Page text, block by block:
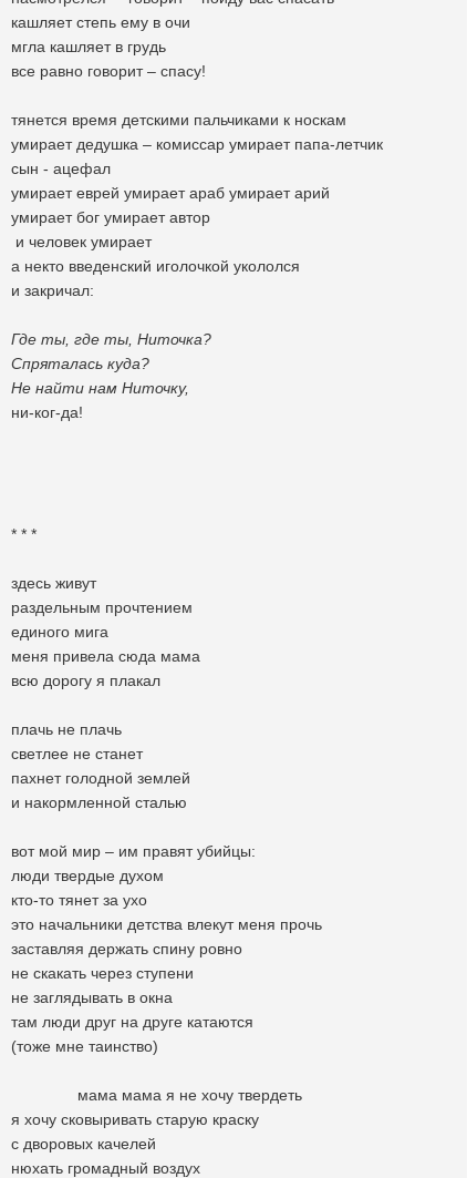
кашляет степь ему в очи
мгла кашляет в грудь
все равно говорит – спасу!
тянется время детскими пальчиками к носкам
умирает дедушка – комиссар умирает папа-летчик
сын - ацефал
умирает еврей умирает араб умирает арий
умирает бог умирает автор
и человек умирает
а некто введенский иголочкой укололся
и закричал:
Где ты, где ты, Ниточка?
Спряталась куда?
Не найти нам Ниточку,
ни-ког-да!
* * *
здесь живут
раздельным прочтением
единого мига
меня привела сюда мама
всю дорогу я плакал
плачь не плачь
светлее не станет
пахнет голодной землей
и накормленной сталью
вот мой мир – им правят убийцы:
люди твердые духом
кто-то тянет за ухо
это начальники детства влекут меня прочь
заставляя держать спину ровно
не скакать через ступени
не заглядывать в окна
там люди друг на друге катаются
(тоже мне таинство)
мама мама я не хочу твердеть
я хочу сковыривать старую краску
с дворовых качелей
нюхать громадный воздух